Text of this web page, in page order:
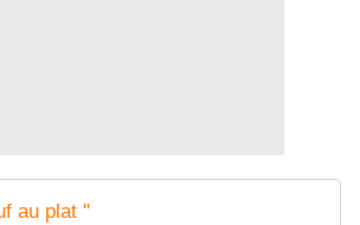
au plat "